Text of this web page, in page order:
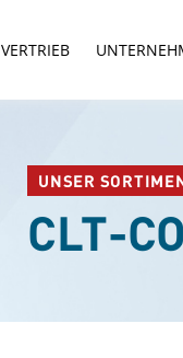
VERTRIEB
UNSER
CLT-